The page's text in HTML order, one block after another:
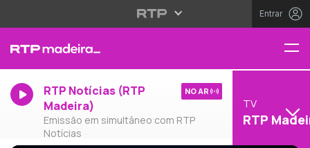
Entrar
RTP Notícias (RTP
Madeira)
Emissão em simultâneo com RTP
Notícias
NO AR
TV
RTP